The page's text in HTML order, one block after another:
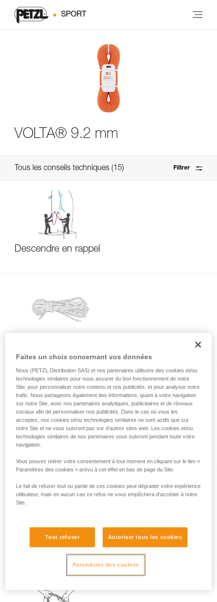
SPORT
VOLTA® 9.2 mm
Tous les conseils techniques 15 Filtrer
Descendre en rappel
Évolution de la longueur de ma corde après
usage
Corde trop courte : attention danger !
Faites un choix concernant vos données
Nous (PETZL Distribution SAS) et nos partenaires utilisons des cookies et/ou
technologies similaires pour nous assurer du bon fonctionnement de notre
Site, pour personnaliser notre contenu et nos publicités, et pour analyser notre
trafic. Nous partageons également des informations, quant à votre navigation
sur notre Site, avec nos partenaires analytiques, publicitaires et de réseaux
sociaux afin de personnaliser nos publicités. Dans le cas où vous les
acceptez, nos cookies et/ou technologies similaires ne sont actifs que sur
notre Site et ne vous suivront pas sur d’autres sites web. Les cookies et/ou
technologies similaires de nos partenaires vous suivront pendant toute votre
navigation.
Vous pouvez retirer votre consentement à tout moment en cliquant sur le lien «
Paramètres des cookies » prévu à cet effet en bas de page du Site.
Le fait de refuser tout ou partie de ces cookies peut dégrader votre expérience
utilisateur, mais en aucun cas ce refus ne vous empêchera d’accéder à notre
Site.
Tout refuser Autoriser tous les cookies
Paramètres des cookies